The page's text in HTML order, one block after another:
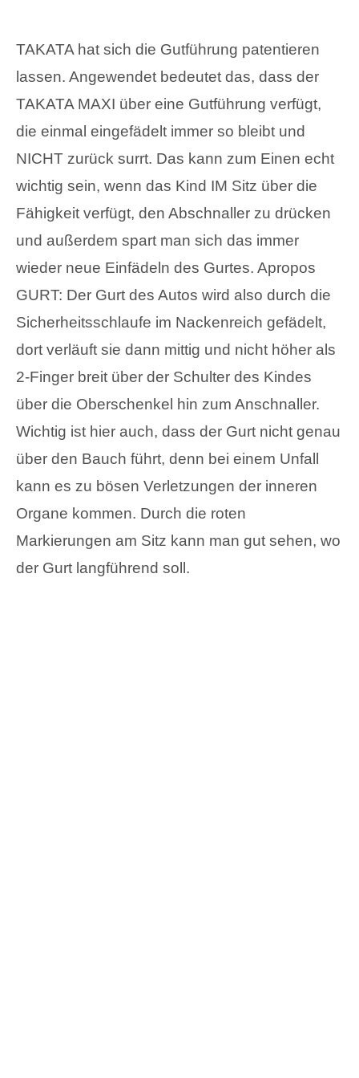
TAKATA hat sich die Gutführung patentieren
lassen. Angewendet bedeutet das, dass der
TAKATA MAXI über eine Gutführung verfügt,
die einmal eingefädelt immer so bleibt und
NICHT zurück surrt. Das kann zum Einen echt
wichtig sein, wenn das Kind IM Sitz über die
Fähigkeit verfügt, den Abschnaller zu drücken
und außerdem spart man sich das immer
wieder neue Einfädeln des Gurtes. Apropos
GURT: Der Gurt des Autos wird also durch die
Sicherheitsschlaufe im Nackenreich gefädelt,
dort verläuft sie dann mittig und nicht höher als
2-Finger breit über der Schulter des Kindes
über die Oberschenkel hin zum Anschnaller.
Wichtig ist hier auch, dass der Gurt nicht genau
über den Bauch führt, denn bei einem Unfall
kann es zu bösen Verletzungen der inneren
Organe kommen. Durch die roten
Markierungen am Sitz kann man gut sehen, wo
der Gurt langführend soll.